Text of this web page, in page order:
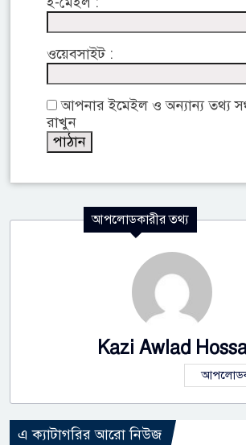
ওয়েবসাইট :
আপনার ইমেইল ও অন্যান্য তথ্য
রাখুন
আপলোডকারীর তথ্য
Kazi Awlad
এ ক্যাটাগরির আরো নিউজ